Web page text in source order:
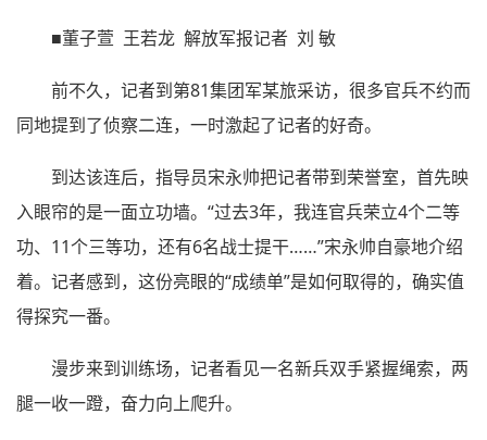
■董子萱 王若龙 解放军报记者 刘 敏
前不久，记者到第81集团军某旅采访，很多官兵不约而
同地提到了侦察二连，一时激起了记者的好奇。
到达该连后，指导员宋永帅把记者带到荣誉室，首先映
入眼帘的是一面立功墙。“过去3年，我连官兵荣立4个二等
功、11个三等功，还有6名战士提干……”宋永帅自豪地介绍
着。记者感到，这份亮眼的“成绩单”是如何取得的，确实值
得探究一番。
漫步来到训练场，记者看见一名新兵双手紧握绳索，两
腿一收一蹬，奋力向上爬升。